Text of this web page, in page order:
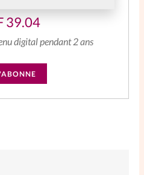
39.04
digital pendant 2 ans